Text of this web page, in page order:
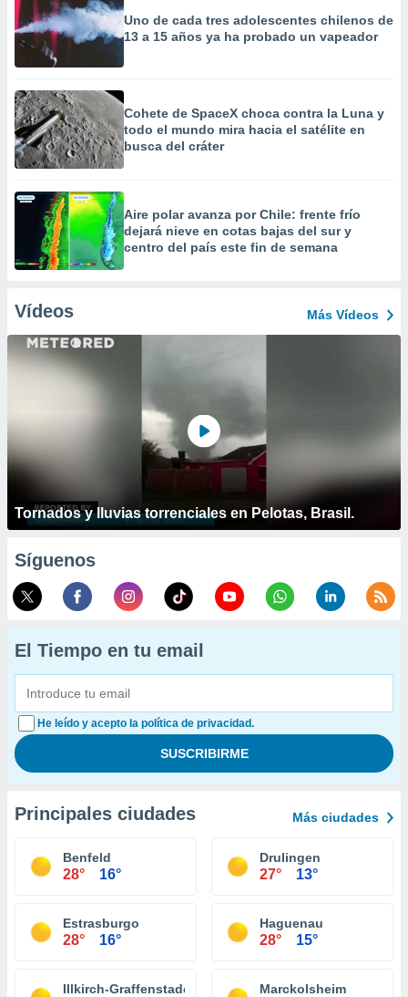
Uno de cada tres adolescentes chilenos de
13 a 15 años ya ha probado un vapeador
Cohete de SpaceX choca contra la Luna y
todo el mundo mira hacia el satélite en
busca del cráter
Aire polar avanza por Chile: frente frío
dejará nieve en cotas bajas del sur y
centro del país este fin de semana
Vídeos Más Vídeos
Tornados y lluvias torrenciales en Pelotas, Brasil.
Síguenos
El Tiempo en tu email
He leído y acepto la política de privacidad.
Principales ciudades Más ciudades
Benfeld
28° 16°
Drulingen
27° 13°
Estrasburgo
28° 16°
Haguenau
28° 15°
Illkirch-Graffenstaden Marckolsheim